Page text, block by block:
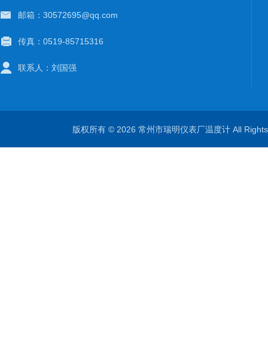
邮箱：30572695@qq.com
传真：0519-85715316
联系人：刘国强
版权所有 © 2026 常州市瑞明仪表厂温度计 All